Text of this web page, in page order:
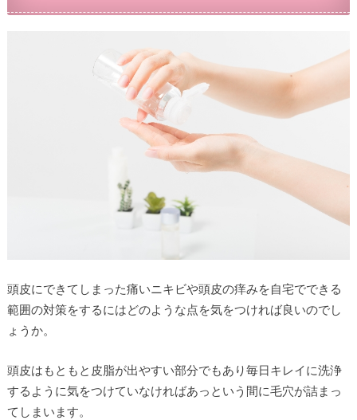
頭皮にできてしまった痛いニキビや頭皮の痒みを自宅でできる
範囲の対策をするにはどのような点を気をつければ良いのでし
ょうか。
頭皮はもともと皮脂が出やすい部分でもあり毎日キレイに洗浄
するように気をつけていなければあっという間に毛穴が詰まっ
てしまいます。